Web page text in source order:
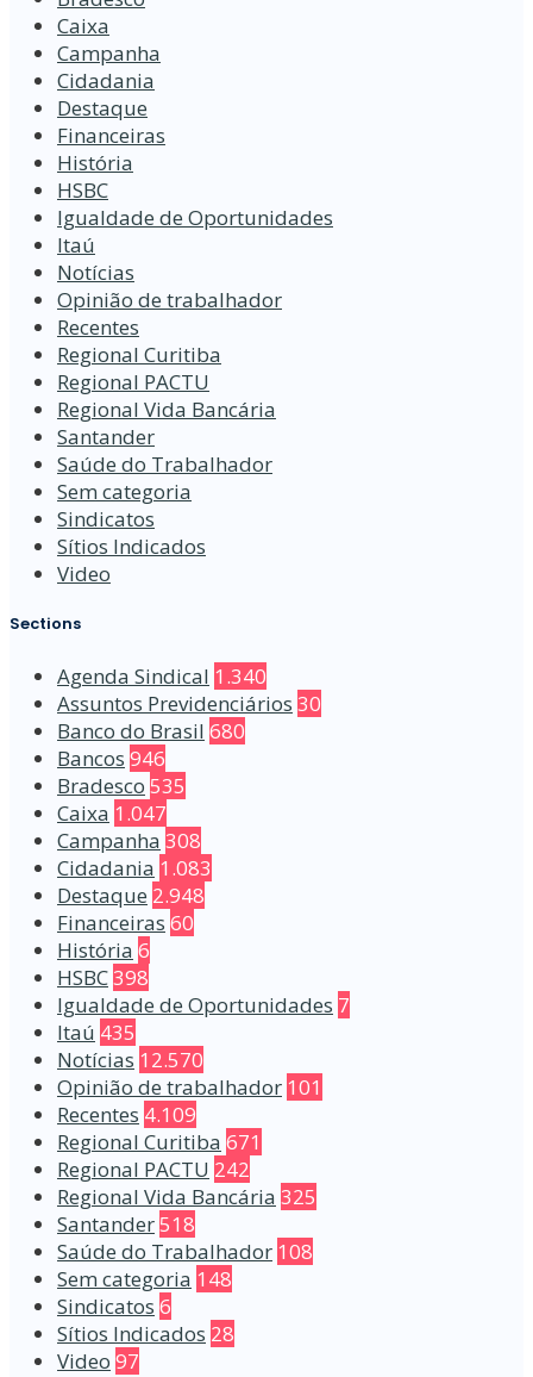
Caixa
Campanha
Cidadania
Destaque
Financeiras
História
HSBC
Igualdade de Oportunidades
Itaú
Notícias
Opinião de trabalhador
Recentes
Regional Curitiba
Regional PACTU
Regional Vida Bancária
Santander
Saúde do Trabalhador
Sem categoria
Sindicatos
Sítios Indicados
Video
Sections
Agenda Sindical 1.340
Assuntos Previdenciários 30
Banco do Brasil 680
Bancos 946
Bradesco 535
Caixa 1.047
Campanha 308
Cidadania 1.083
Destaque 2.948
Financeiras 60
História 6
HSBC398
Igualdade de Oportunidades 7
Itaú 435
Notícias 12.570
Opinião de trabalhador 101
Recentes 4.109
Regional Curitiba 671
Regional PACTU 242
Regional Vida Bancária 325
Santander518
Saúde do Trabalhador 108
Sem categoria 148
Sindicatos 6
Sítios Indicados 28
Video 97